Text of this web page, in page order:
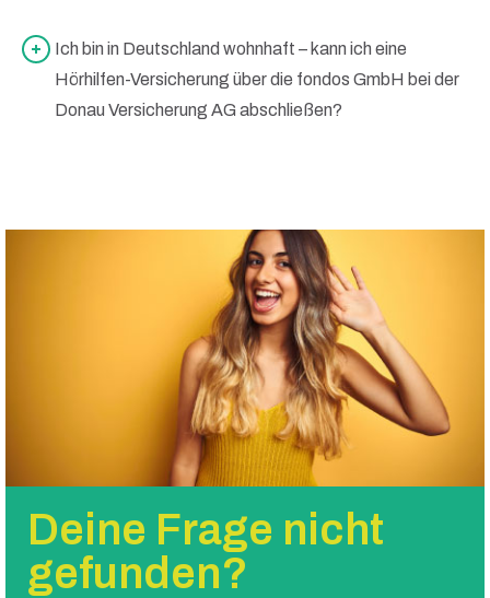
Ich bin in Deutschland wohnhaft – kann ich eine
Hörhilfen-Versicherung über die fondos GmbH bei der
Donau Versicherung AG abschließen?
Deine Frage nicht
gefunden?